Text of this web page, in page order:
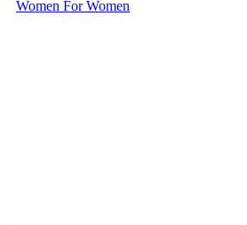
Women For Women